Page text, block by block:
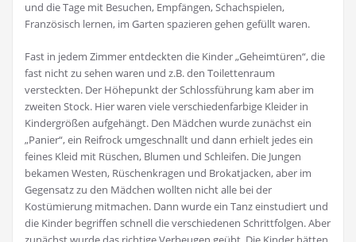
und die Tage mit Besuchen, Empfängen, Schachspielen,
Französisch lernen, im Garten spazieren gehen gefüllt waren.
Fast in jedem Zimmer entdeckten die Kinder „Geheimtüren“, die
fast nicht zu sehen waren und z.B. den Toilettenraum
versteckten. Der Höhepunkt der Schlossführung kam aber im
zweiten Stock. Hier waren viele verschiedenfarbige Kleider in
Kindergrößen aufgehängt. Den Mädchen wurde zunächst ein
„Panier“, ein Reifrock umgeschnallt und dann erhielt jedes ein
feines Kleid mit Rüschen, Blumen und Schleifen. Die Jungen
bekamen Westen, Rüschenkragen und Brokatjacken, aber im
Gegensatz zu den Mädchen wollten nicht alle bei der
Kostümierung mitmachen. Dann wurde ein Tanz einstudiert und
die Kinder begriffen schnell die verschiedenen Schrittfolgen. Aber